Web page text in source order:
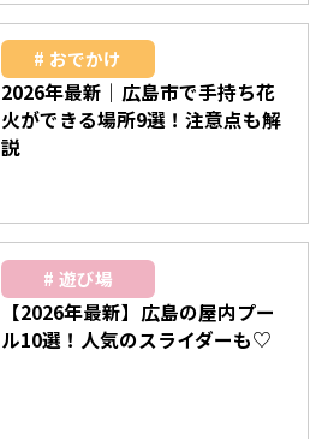
おでかけ
2026年最新｜広島市で手持ち花
火ができる場所9選！注意点も解
説
遊び場
【2026年最新】広島の屋内プー
ル10選！人気のスライダーも♡